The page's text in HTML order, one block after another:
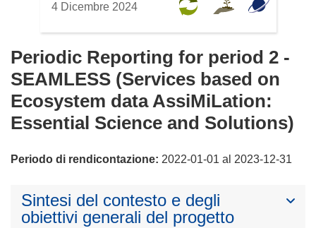
4 Dicembre 2024
Periodic Reporting for period 2 -
SEAMLESS (Services based on
Ecosystem data AssiMiLation:
Essential Science and Solutions)
Periodo di rendicontazione: 2022-01-01 al 2023-12-31
Sintesi del contesto e degli
obiettivi generali del progetto